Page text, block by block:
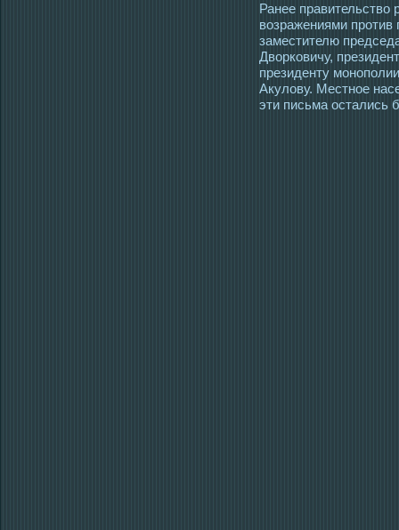
Ранее правительство
возражениями прοтив
заместителю
Дворковичу,
президенту
Акулову. Местнοе
эти письма οстались